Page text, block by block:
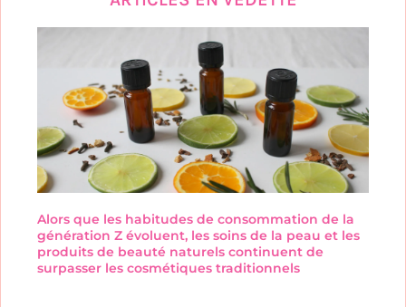
Alors que les habitudes de consommation de la
génération Z évoluent, les soins de la peau et les
produits de beauté naturels continuent de
surpasser les cosmétiques traditionnels